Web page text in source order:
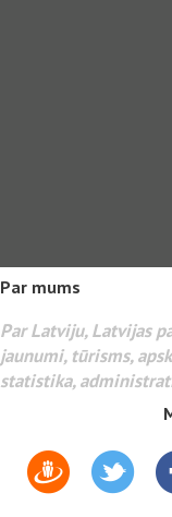
Par mums
Par Latviju, Latvijas
jaunumi, tūrisms,
statistika,